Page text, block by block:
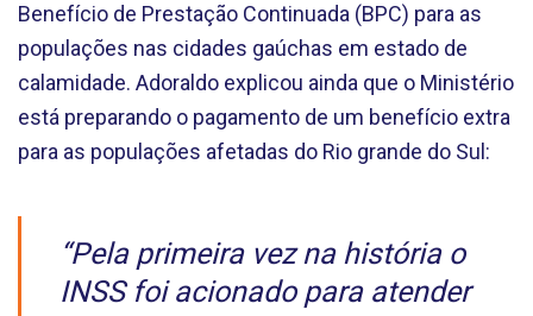
Benefício de Prestação Continuada (BPC) para as
populações nas cidades gaúchas em estado de
calamidade. Adoraldo explicou ainda que o Ministério
está preparando o pagamento de um benefício extra
para as populações afetadas do Rio grande do Sul:
“Pela primeira vez na história o
INSS foi acionado para atender